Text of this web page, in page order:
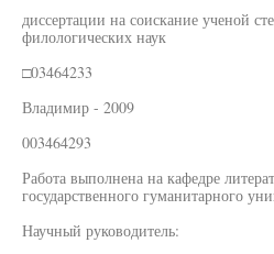
диссертации на соискание ученой
филологических наук
□03464233
Владимир - 2009
003464293
Работа выполнена на кафедре
государственного гуманитарного
Научный руководитель: